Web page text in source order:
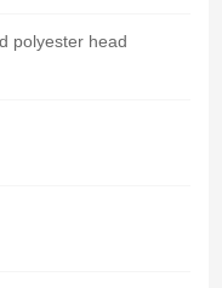
polyester head